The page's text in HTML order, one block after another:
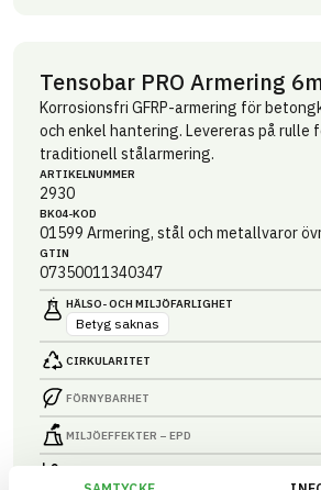
Tensobar PRO Armering
Korrosionsfri GFRP-armering för
och enkel hantering. Levereras på
traditionell stålarmering.
ARTIKEL­NUMMER
2930
BK04-KOD
01599 Armering, stål och metallvaror
GTIN
07350011340347
HÄLSO- OCH MILJÖ­FARLIGHET
Betyg saknas
CIRKULARITET
FÖRNYBARHET
MILJÖEFFEKTER – EPD